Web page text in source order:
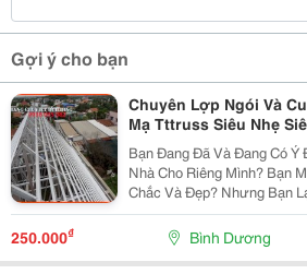
Gợi ý cho bạn
Chuyên Lợp Ngói Và
Mạ Tttruss Siêu Nhẹ
Bạn Đang Đã Và Đang Có Ý
Nhà Cho Riêng Mình? Bạn
Chắc Và Đẹp? Nhưng Bạn
Để Tạo Dựng Một Mái Nhà
Đậm Chất Phương Đông?
Hãy Đến Vớ
250.000₫ Bình Dương